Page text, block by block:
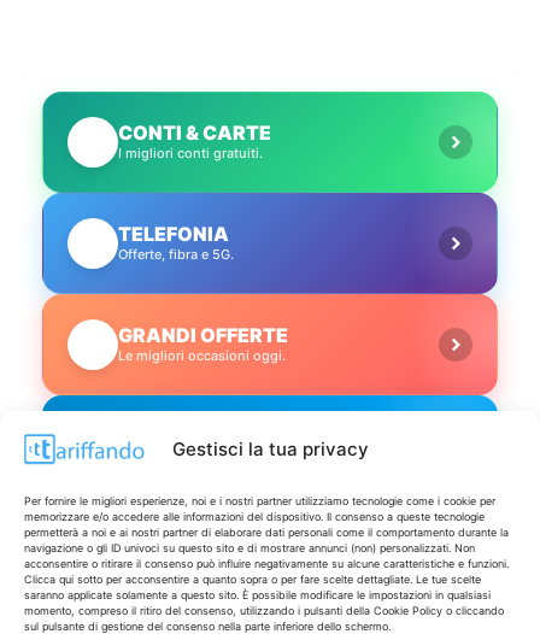
Gestisci la tua privacy
Per fornire le migliori esperienze, noi e i nostri partner utilizziamo tecnologie come i cookie per
memorizzare e/o accedere alle informazioni del dispositivo. Il consenso a queste tecnologie
permetterà a noi e ai nostri partner di elaborare dati personali come il comportamento durante la
navigazione o gli ID univoci su questo sito e di mostrare annunci (non) personalizzati. Non
acconsentire o ritirare il consenso può influire negativamente su alcune caratteristiche e funzioni.
Clicca qui sotto per acconsentire a quanto sopra o per fare scelte dettagliate. Le tue scelte
saranno applicate solamente a questo sito. È possibile modificare le impostazioni in qualsiasi
momento, compreso il ritiro del consenso, utilizzando i pulsanti della Cookie Policy o cliccando
sul pulsante di gestione del consenso nella parte inferiore dello schermo.
CONTI & CARTE
I migliori conti gratuiti.
TELEFONIA
Offerte, fibra e 5G.
GRANDI OFFERTE
Le migliori occasioni oggi.
Un click per tutti i canali!
LIVE OFFERTE
🔥
Tutte
💻
Tech